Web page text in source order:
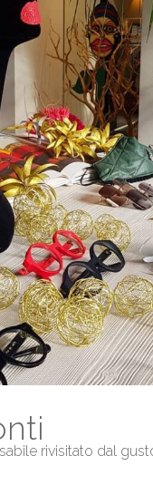
rivisitato dal